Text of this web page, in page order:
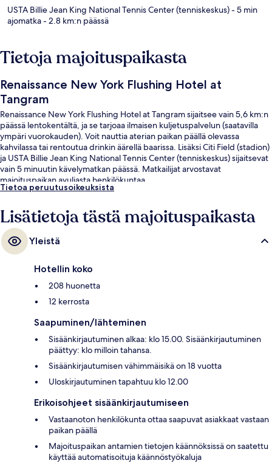
USTA Billie Jean King National Tennis Center (tenniskeskus)- 5 min
ajomatka- 2.8 km:n päässä
Tietoja majoituspaikasta
Renaissance New York Flushing Hotel at
Tangram
Renaissance New York Flushing Hotel at Tangram sijaitsee vain 5,6 km:n
päässä lentokentältä, ja se tarjoaa ilmaisen kuljetuspalvelun (saatavilla
ympäri vuorokauden). Voit nauttia aterian paikan päällä olevassa
kahvilassa tai rentoutua drinkin äärellä baarissa. Lisäksi Citi Field (stadion)
ja USTA Billie Jean King National Tennis Center (tenniskeskus) sijaitsevat
vain 5 minuutin kävelymatkan päässä. Matkailijat arvostavat
majoituspaikan avuliasta henkilökuntaa.
Tietoa peruutusoikeuksista
Lisätietoja tästä majoituspaikasta
Yleistä
Hotellin koko
208 huonetta
12 kerrosta
Saapuminen/lähteminen
Sisäänkirjautuminen alkaa: klo 15.00. Sisäänkirjautuminen
päättyy: klo milloin tahansa.
Sisäänkirjautumisen vähimmäisikä on 18 vuotta
Uloskirjautuminen tapahtuu klo 12.00
Erikoisohjeet sisäänkirjautumiseen
Vastaanoton henkilökunta ottaa saapuvat asiakkaat vastaan
paikan päällä
Majoituspaikan antamien tietojen käännöksissä on saatettu
käyttää automatisoituja käännöstyökaluja